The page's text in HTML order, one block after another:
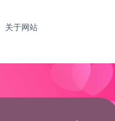
关于网站